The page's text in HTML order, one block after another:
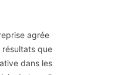
agrée
que
dans les